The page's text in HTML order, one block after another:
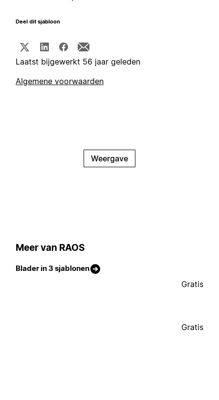
Deel dit sjabloon
Laatst bijgewerkt 56 jaar geleden
Algemene voorwaarden
Weergave
Meer van RAOS
Blader in 3 sjablonen
Gratis
Gratis